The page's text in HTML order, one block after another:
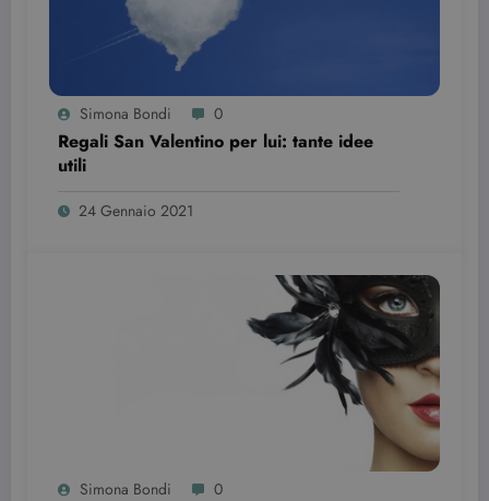
Simona Bondi 0
Regali San Valentino per lui: tante idee
utili
24 Gennaio 2021
Simona Bondi 0
Google LLC
.youtube.com
6 mesi
Questo
cookie è
impostato da
Youtube per
preferenze
dell'utente
per i video di
Youtube
incorporati
nei siti; può
anche
determinare